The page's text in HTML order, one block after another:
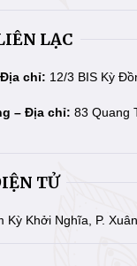
LẠC
chỉ: 12/3 BIS Kỳ
– Địa chỉ: 83 Quang
TỬ
Kỳ Khởi Nghĩa, P.